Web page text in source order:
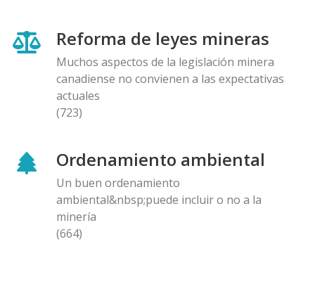
Reforma de leyes mineras
Muchos aspectos de la legislación minera
canadiense no convienen a las expectativas
actuales
(723)
Ordenamiento ambiental
Un buen ordenamiento
ambiental&nbsp;puede incluir o no a la
minería
(664)